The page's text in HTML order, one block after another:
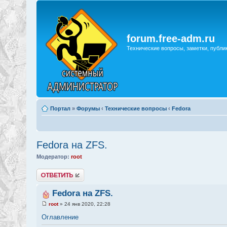
forum.free-adm.ru
Технические вопросы, заметки,
Портал » Форумы ‹ Технические вопросы ‹ Fedora
Fedora на ZFS.
Модератор: root
Ответить
Fedora на ZFS.
root» 24 янв 2020, 22:28
Оглавление